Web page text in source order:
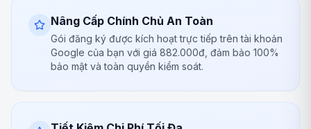
Nâng Cấp Chính Chủ An Toàn
Gói đăng ký được kích hoạt trực tiếp trên tài khoản
Google của bạn với giá 882.000đ, đảm bảo 100%
bảo mật và toàn quyền kiểm soát.